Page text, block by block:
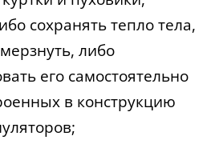
сохранять тепло тела,
либо
его самостоятельно
в конструкцию